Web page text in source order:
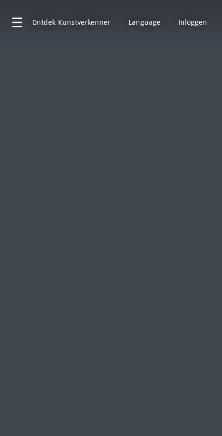
Ontdek Kunstverkenner Language Inloggen